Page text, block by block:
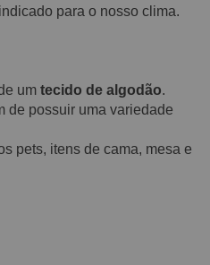
para o nosso clima.
um tecido de algodão.
de possuir uma variedade
pets, itens de cama, mesa e